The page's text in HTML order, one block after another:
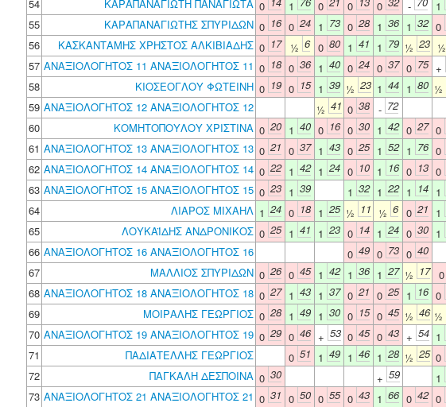
54
ΚΑΡΑΠΑΝΑΓΙΩΤΗ ΠΑΝΑΓΙΩΤΑ 0 1 0 0 0 - 1
55
ΚΑΡΑΠΑΝΑΓΙΩΤΗΣ ΣΠΥΡΙΔΩΝ 0 16 0 24 1 73 0 28 1 36 1 32 0
56
ΚΑΣΚΑΝΤΑΜΗΣ ΧΡΗΣΤΟΣ ΑΛΚΙΒΙΑΔΗΣ 0 17 ½ 6 0 80 1 41 1 79 ½ 23 ½
57 ΑΝΑΞΙΟΛΟΓΗΤΟΣ 11 ΑΝΑΞΙΟΛΟΓΗΤΟΣ 11 0 18 0 36 1 40 0 24 0 37 0 75 +
58
ΚΙΟΣΕΟΓΛΟΥ ΦΩΤΕΙΝΗ 0 19 0 15 1 39 ½ 23 1 44 1 80 ½
59 ΑΝΑΞΙΟΛΟΓΗΤΟΣ 12 ΑΝΑΞΙΟΛΟΓΗΤΟΣ 12 ½ 41 0 38 - 72
60
ΚΟΜΗΤΟΠΟΥΛΟΥ ΧΡΙΣΤΙΝΑ 0 20 1 40 0 16 0 30 1 42 0 27 0
61 ΑΝΑΞΙΟΛΟΓΗΤΟΣ 13 ΑΝΑΞΙΟΛΟΓΗΤΟΣ 13 0 21 0 37 1 43 0 25 1 52 1 76 0
62 ΑΝΑΞΙΟΛΟΓΗΤΟΣ 14 ΑΝΑΞΙΟΛΟΓΗΤΟΣ 14 0 22 1 42 1 24 0 10 1 16 0 13 0
63 ΑΝΑΞΙΟΛΟΓΗΤΟΣ 15 ΑΝΑΞΙΟΛΟΓΗΤΟΣ 15 0 23 1 39 1 32 1 22 1 14 1
64
ΛΙΑΡΟΣ ΜΙΧΑΗΛ 1 24 0 18 1 25 ½ 11 ½ 6 0 21 1
65
ΛΟΥΚΑΪΔΗΣ ΑΝΔΡΟΝΙΚΟΣ 0 25 1 41 1 23 0 14 1 24 0 30 1
66 ΑΝΑΞΙΟΛΟΓΗΤΟΣ 16 ΑΝΑΞΙΟΛΟΓΗΤΟΣ 16 0 49 0 73 0 40
67
ΜΑΛΛΙΟΣ ΣΠΥΡΙΔΩΝ 0 26 0 45 1 42 1 36 1 27 ½ 17 0
68 ΑΝΑΞΙΟΛΟΓΗΤΟΣ 18 ΑΝΑΞΙΟΛΟΓΗΤΟΣ 18 0 27 1 43 1 37 0 21 0 25 1 16 0
69
ΜΟΙΡΑΛΗΣ ΓΕΩΡΓΙΟΣ 0 28 1 49 1 30 0 15 0 45 ½ 46 ½
70 ΑΝΑΞΙΟΛΟΓΗΤΟΣ 19 ΑΝΑΞΙΟΛΟΓΗΤΟΣ 19 0 29 0 46 + 53 0 45 0 43 + 54 1
71
ΠΑΔΙΑΤΕΛΛΗΣ ΓΕΩΡΓΙΟΣ 0 51 1 49 1 46 1 28 ½ 25 0
72
ΠΑΓΚΑΛΗ ΔΕΣΠΟΙΝΑ 0 30 + 59 1
73 ΑΝΑΞΙΟΛΟΓΗΤΟΣ 21 ΑΝΑΞΙΟΛΟΓΗΤΟΣ 21 0 31 0 50 0 55 0 43 1 66 0 42 0